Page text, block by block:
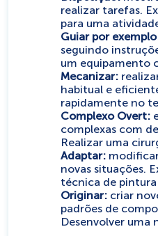
realizar tarefas.
para uma
Guiar por
seguindo
um equipamento
Mecanizar:
habitual e
rapidamente no
Complexo Overt:
complexas com
Realizar uma
Adaptar:
novas situações.
técnica de
Originar: criar
padrões de
Desenvolver uma